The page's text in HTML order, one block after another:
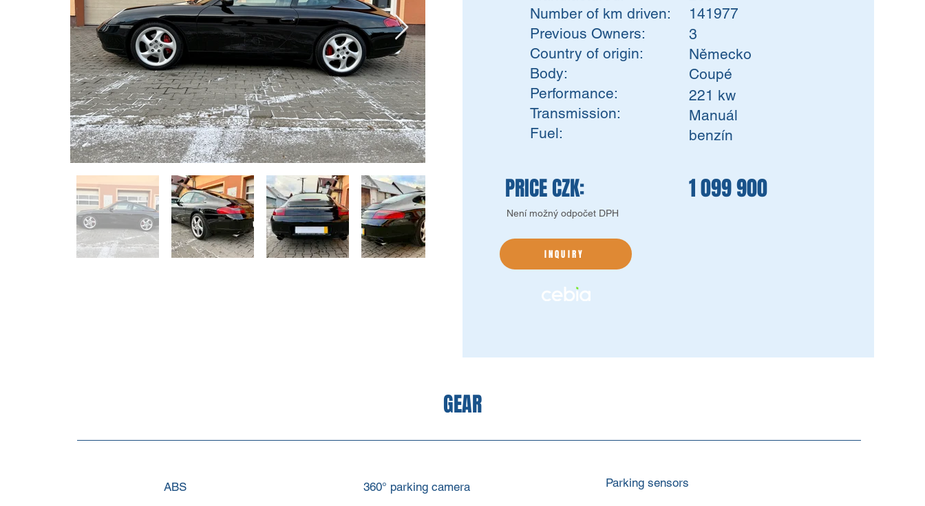
Number of km driven:
Previous Owners:
Country of origin:
Body:
Performance:
Transmission:
Fuel:
PRICE CZK:
141977
3
Německo
Coupé
221 kw
Manuál
benzín
1 099 900
Není možný odpočet DPH
INQUIRY
GEAR
ABS 360° parking camera Parking sensors